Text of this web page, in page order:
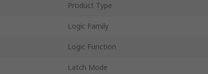
Product Type
Logic Family
Logic Function
Latch Mode